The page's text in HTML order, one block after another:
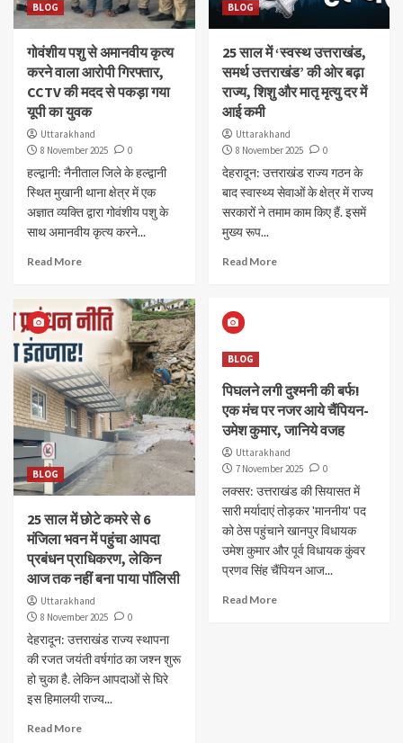
BLOG
गोवंशीय पशु से अमानवीय कृत्य
करने वाला आरोपी गिरफ्तार,
CCTV की मदद से पकड़ा गया
यूपी का युवक
Uttarakhand
8 November 2025
0
हल्द्वानी: नैनीताल जिले के हल्द्वानी
स्थित मुखानी थाना क्षेत्र में एक
अज्ञात व्यक्ति द्वारा गोवंशीय पशु के
साथ अमानवीय कृत्य करने...
Read More
BLOG
25 साल में ‘स्वस्थ उत्तराखंड,
समर्थ उत्तराखंड’ की ओर बढ़ा
राज्य, शिशु और मातृ मृत्यु दर में
आई कमी
Uttarakhand
8 November 2025
0
देहरादून: उत्तराखंड राज्य गठन के
बाद स्वास्थ्य सेवाओं के क्षेत्र में राज्य
सरकारों ने तमाम काम किए हैं. इसमें
मुख्य रूप...
Read More
BLOG
25 साल में छोटे कमरे से 6
मंजिला भवन में पहुंचा आपदा
प्रबंधन प्राधिकरण, लेकिन
आज तक नहीं बना पाया पॉलिसी
Uttarakhand
8 November 2025
0
देहरादून: उत्तराखंड राज्य स्थापना
की रजत जयंती वर्षगांठ का जश्न शुरू
हो चुका है. लेकिन आपदाओं से घिरे
इस हिमालयी राज्य...
Read More
BLOG
पिघलने लगी दुश्मनी की बर्फ!
एक मंच पर नजर आये चैंपियन-
उमेश कुमार, जानिये वजह
Uttarakhand
7 November 2025
0
लक्सर: उत्तराखंड की सियासत में
सारी मर्यादाएं तोड़कर 'माननीय' पद
को ठेस पहुंचाने खानपुर विधायक
उमेश कुमार और पूर्व विधायक कुंवर
प्रणव सिंह चैंपियन आज...
Read More